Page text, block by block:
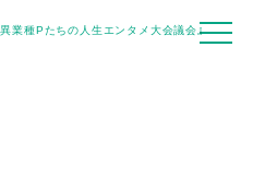
異業種Pたちの人生エンタメ大会議会』